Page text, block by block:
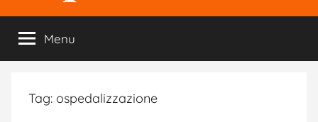
E&P
Repository
Menu
Tag: ospedalizzazione